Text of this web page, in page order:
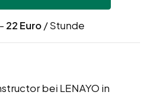
- 22 Euro / Stunde
bei LENAYO in